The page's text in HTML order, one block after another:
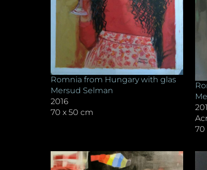
Romnia from Hungary with glas
Mersud Selman
2016
70 x 50 cm
70